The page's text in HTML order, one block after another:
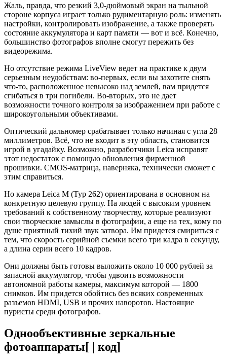
Жаль, правда, что резкий 3,0-дюймовый экран на тыльной
стороне корпуса играет только рудиментарную роль: изменять
настройки, контролировать изображение, а также проверять
состояние аккумулятора и карт памяти —­ вот и всё. Конечно,
большинство фотографов вполне смогут пережить без
видеорежима.
Но отсутствие режима LiveView ведет на практике к двум
серьезным неудобствам: во-первых, если вы захотите снять
что-то, расположенное невысоко над землей, вам придется
сгибаться в три погибели. Во-вторых, это не дает
возможности точного контроля за изображением при работе с
широкоугольными объективами.
Оптический дальномер срабатывает только начиная с угла 28
миллиметров. Всё, что не входит в эту область, становится
игрой в угадайку. Возможно, разработчики Leica исправят
этот недостаток с помощью обновления фирменной
прошивки. CMOS-матрица, наверняка, технически сможет с
этим справиться.
Но камера Leica M (Typ 262) ориентирована в основном на
конкретную целевую группу. На людей с высоким уровнем
требований к собственному творчеству, которые реализуют
свои творческие замыслы в фотографии, а еще на тех, кому по
душе приятный тихий звук затвора. Им придется смириться с
тем, что скорость серийной съемки всего три кадра в секунду,
а длина серии всего 10 кадров.
Они должны быть готовы выложить около 10 000 рублей за
запасной аккумулятор, чтобы удвоить возможности
автономной работы камеры, максимум которой — 1800
снимков. Им придется обойтись без всяких современных
разъемов HDMI, USB и прочих наворотов. Настоящие
пуристы среди фотографов.
Однообъективные зеркальные
фотоаппараты[ | код]